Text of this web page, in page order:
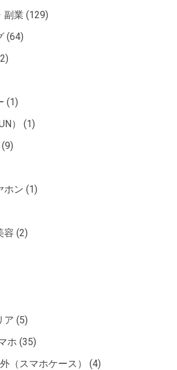
副業 (129)
(64)
(1)
）
(1)
(9)
ホン (1)
容 (2)
ア (5)
ホ (35)
（スマホケース）
(4)